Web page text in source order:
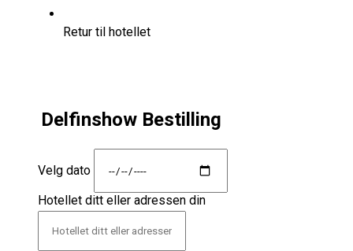
Retur til hotellet
Delfinshow Bestilling
Velg dato
Hotellet ditt eller adressen din